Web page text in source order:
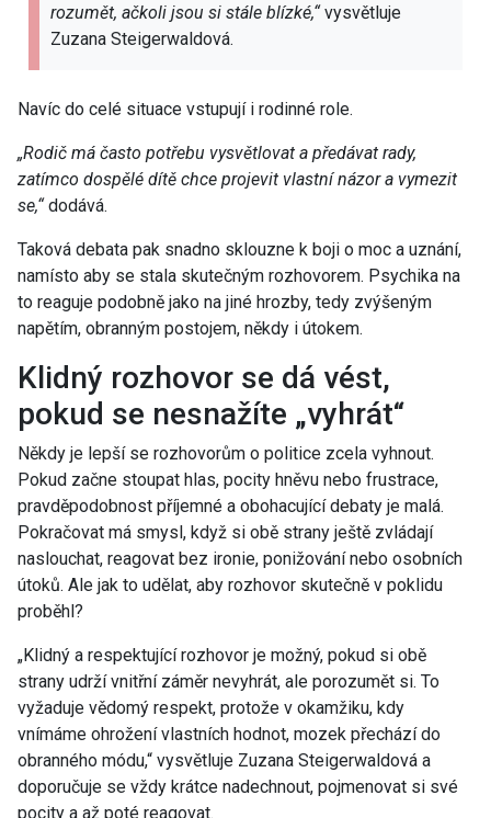
rozumět, ačkoli jsou si stále blízké,“vysvětluje
Zuzana Steigerwaldová.
Navíc do celé situace vstupují i rodinné role.
„Rodič má často potřebu vysvětlovat a předávat rady,
zatímco dospělé dítě chce projevit vlastní názor a vymezit
se,“dodává.
Taková debata pak snadno sklouzne k boji o moc a uznání,
namísto aby se stala skutečným rozhovorem. Psychika na
to reaguje podobně jako na jiné hrozby, tedy zvýšeným
napětím, obranným postojem, někdy i útokem.
Klidný rozhovor se dá vést,
pokud se nesnažíte „vyhrát“
Někdy je lepší se rozhovorům o politice zcela vyhnout.
Pokud začne stoupat hlas, pocity hněvu nebo frustrace,
pravděpodobnost příjemné a obohacující debaty je malá.
Pokračovat má smysl, když si obě strany ještě zvládají
naslouchat, reagovat bez ironie, ponižování nebo osobních
útoků. Ale jak to udělat, aby rozhovor skutečně v poklidu
proběhl?
„Klidný a respektující rozhovor je možný, pokud si obě
strany udrží vnitřní záměr nevyhrát, ale porozumět si. To
vyžaduje vědomý respekt, protože v okamžiku, kdy
vnímáme ohrožení vlastních hodnot, mozek přechází do
obranného módu,“ vysvětluje Zuzana Steigerwaldová a
doporučuje se vždy krátce nadechnout, pojmenovat si své
pocity a až poté reagovat.